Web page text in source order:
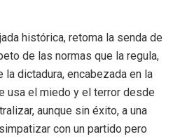
histórica, retoma la senda de
de las normas que la regula,
la dictadura, encabezada en la
usa el miedo y el terror desde
aunque sin éxito, a una
con un partido pero